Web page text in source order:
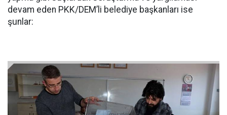
devam eden PKK/DEM’li belediye başkanları ise
şunlar: